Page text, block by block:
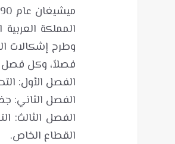
المملكة
الفصل الثالث: